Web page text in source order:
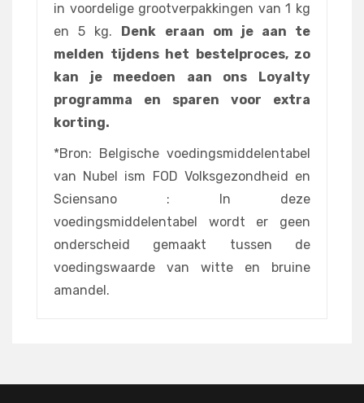
in voordelige grootverpakkingen van 1 kg
en 5 kg. Denk eraan om je aan te
melden tijdens het bestelproces, zo
kan je meedoen aan ons Loyalty
programma en sparen voor extra
korting.
*Bron: Belgische voedingsmiddelentabel
van Nubel ism FOD Volksgezondheid en
Sciensano : In deze
voedingsmiddelentabel wordt er geen
onderscheid gemaakt tussen de
voedingswaarde van witte en bruine
amandel.